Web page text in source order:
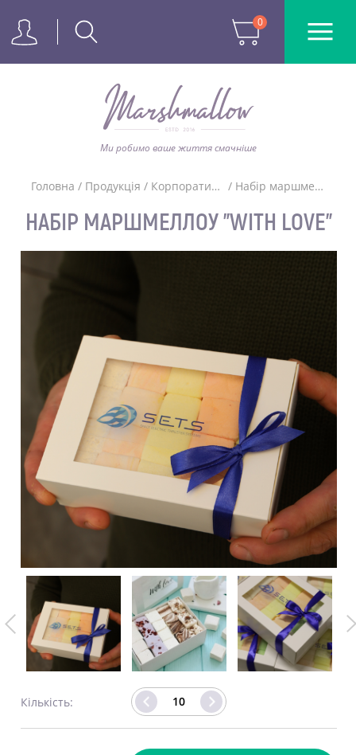
0
Ми робимо ваше життя смачніше
Головна / Продукція / Корпоративні подарунки / Набір маршмеллоу "With Love"
НАБІР МАРШМЕЛЛОУ "WITH LOVE"
Кількість: